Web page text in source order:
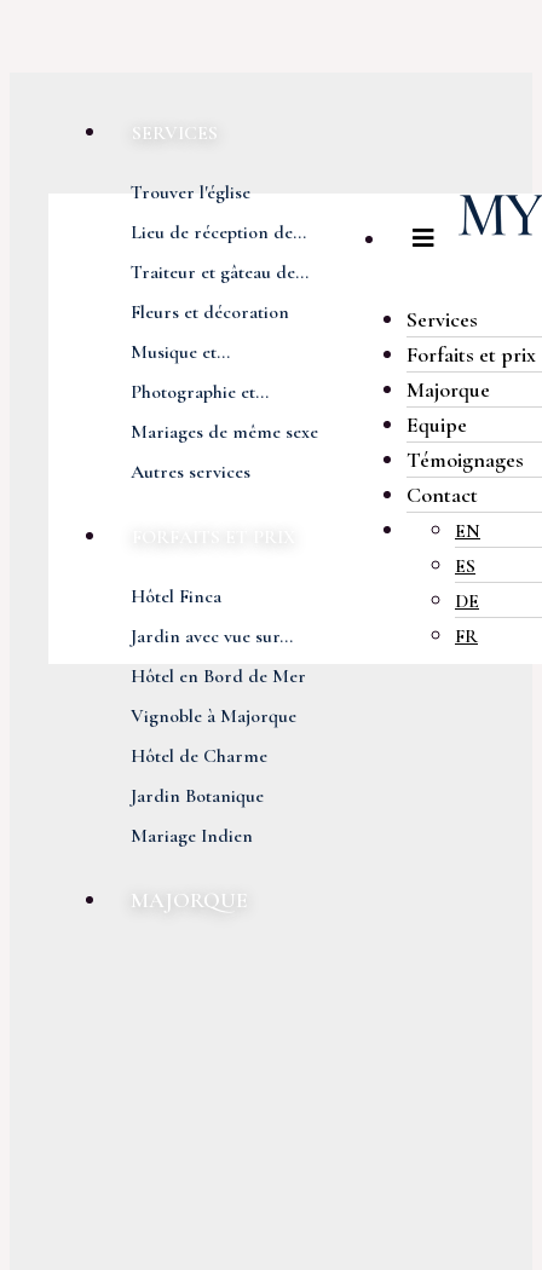
SERVICES
Trouver l'église
Lieu de réception de...
Traiteur et gâteau de...
Fleurs et décoration
Musique et...
Photographie et...
Mariages de même sexe
Autres services
Hôtel Finca
Jardin avec vue sur...
Hôtel en Bord de Mer
Vignoble à Majorque
Hôtel de Charme
Jardin Botanique
Mariage Indien
MAJORQUE
Services
Forfaits et prix
Majorque
Equipe
Témoignages
Contact
EN
ES
DE
FR